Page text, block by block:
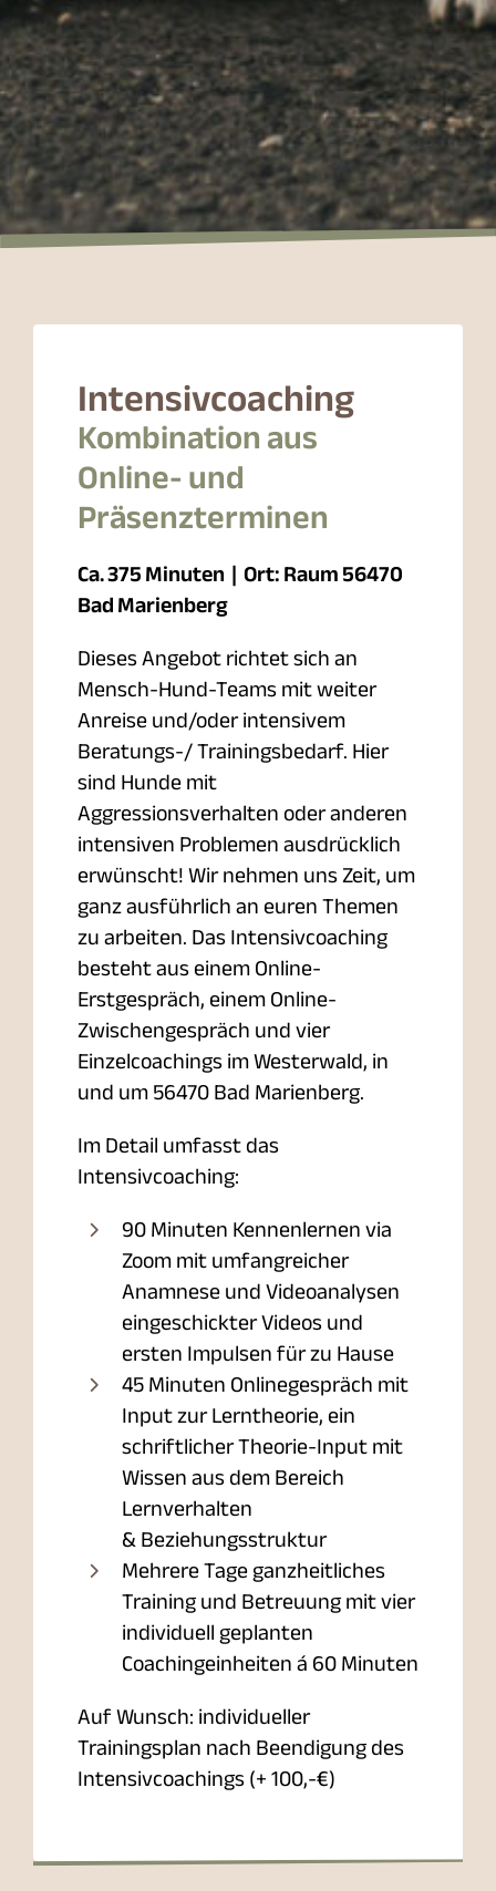
Intensivcoaching
Kombination aus
Online- und
Präsenzterminen
Ca. 375 Minuten | Ort: Raum 56470
Bad Marienberg
Dieses Angebot richtet sich an
Mensch-Hund-Teams mit weiter
Anreise und/oder intensivem
Beratungs-/ Trainingsbedarf. Hier
sind Hunde mit
Aggressionsverhalten oder anderen
intensiven Problemen ausdrücklich
erwünscht! Wir nehmen uns Zeit, um
ganz ausführlich an euren Themen
zu arbeiten. Das Intensivcoaching
besteht aus einem Online-
Erstgespräch, einem Online-
Zwischengespräch und vier
Einzelcoachings im Westerwald, in
und um 56470 Bad Marienberg.
Im Detail umfasst das
Intensivcoaching:
90 Minuten Kennenlernen via
Zoom mit umfangreicher
Anamnese und Videoanalysen
eingeschickter Videos und
ersten Impulsen für zu Hause
45 Minuten Onlinegespräch mit
Input zur Lerntheorie, ein
schriftlicher Theorie-Input mit
Wissen aus dem Bereich
Lernverhalten
& Beziehungsstruktur
Mehrere Tage ganzheitliches
Training und Betreuung mit vier
individuell geplanten
Coachingeinheiten á 60 Minuten
Auf Wunsch: individueller
Trainingsplan nach Beendigung des
Intensivcoachings (+ 100,-€)